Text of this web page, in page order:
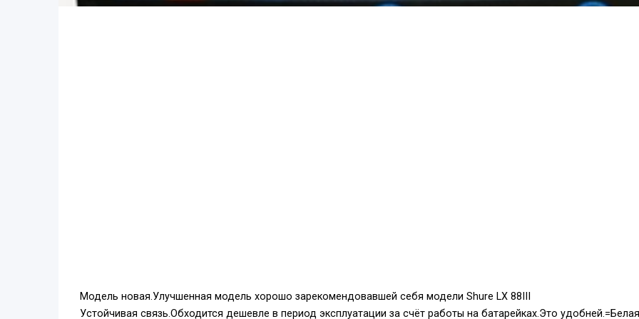
Модель новая.Улучшенная модель хорошо зарекомендовавшей себя модели Shure LX 88III
Устойчивая связь.Обходится дешевле в период эксплуатации за счёт работы на батарейках.Это удобней.=Белая